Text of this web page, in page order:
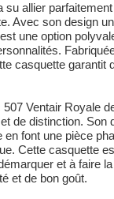
su allier
Avec son design
une option
casquette garantit
507 Ventair Royale
de distinction. Son
en font une pièce
Cette casquette
et à faire
et de bon goût.